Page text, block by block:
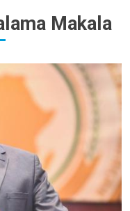
Makala